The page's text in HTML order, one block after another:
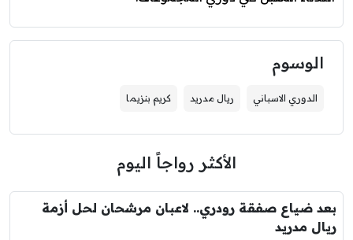
الوسوم
الدوري الاسباني ريال مدريد كريم بنزيما
الأكثر رواجاً اليوم
بعد ضياع صفقة رودري.. لاعبان مرشحان لحل أزمة
ريال مدريد